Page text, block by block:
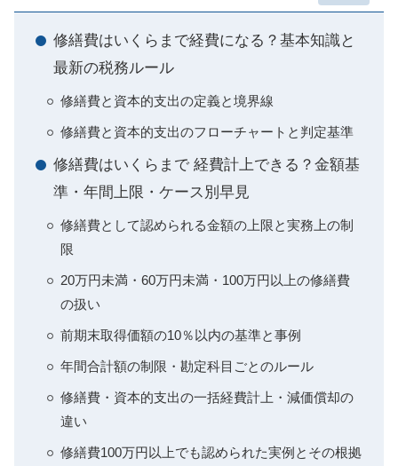
修繕費はいくらまで経費になる？基本知識と
最新の税務ルール
修繕費と資本的支出の定義と境界線
修繕費と資本的支出のフローチャートと判定基準
修繕費はいくらまで 経費計上できる？金額基
準・年間上限・ケース別早見
修繕費として認められる金額の上限と実務上の制
限
20万円未満・60万円未満・100万円以上の修繕費
の扱い
前期末取得価額の10％以内の基準と事例
年間合計額の制限・勘定科目ごとのルール
修繕費・資本的支出の一括経費計上・減価償却の
違い
修繕費100万円以上でも認められた実例とその根拠